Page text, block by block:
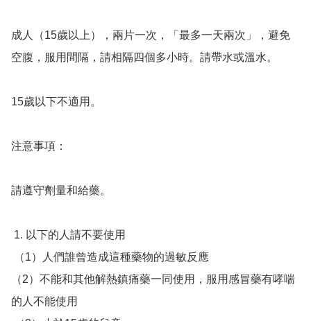
成人（15歲以上），兩片一次，「最多一天兩次」，避免
空腹，服用間隔，請相隔四個多小時。請帶水或溫水。
15歲以下不適用。
注意事項：
請遵守劑量和給藥。
（2）不能和其他解熱鎮痛藥一同使用，服用感冒藥有哮喘
的人不能使用